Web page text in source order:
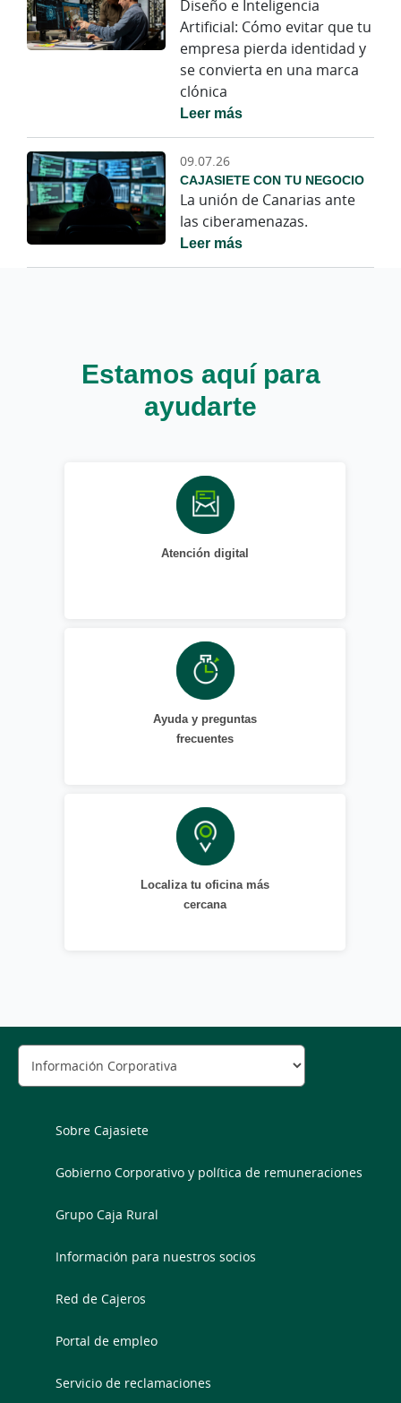
Diseño e Inteligencia
Artificial: Cómo evitar que tu
empresa pierda identidad y
se convierta en una marca
clónica
Leer más
09.07.26
CAJASIETE CON TU NEGOCIO
La unión de Canarias ante
las ciberamenazas.
Leer más
Estamos aquí para
ayudarte
Atención digital
Ayuda y preguntas
frecuentes
Localiza tu oficina más
cercana
Sobre Cajasiete
Gobierno Corporativo y política de remuneraciones
Grupo Caja Rural
Información para nuestros socios
Red de Cajeros
Portal de empleo
Servicio de reclamaciones